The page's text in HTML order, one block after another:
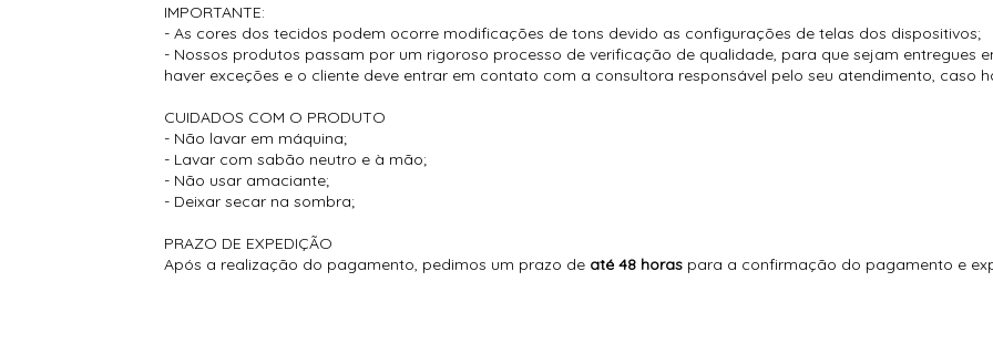
IMPORTANTE:
- As cores dos tecidos podem ocorre modificações de tons devido as configurações de telas dos dispositivos;
- Nossos produtos passam por um rigoroso processo de verificação de qualidade, para que sejam entregues
haver exceções e o cliente deve entrar em contato com a consultora responsável pelo seu atendimento, caso
CUIDADOS COM O PRODUTO
- Não lavar em máquina;
- Lavar com sabão neutro e à mão;
- Não usar amaciante;
- Deixar secar na sombra;
PRAZO DE EXPEDIÇÃO
Após a realização do pagamento, pedimos um prazo de até 48 horas para a confirmação do pagamento e